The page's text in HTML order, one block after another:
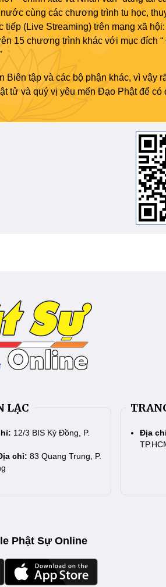
cùng các chương trình tu học,
(Live Streaming) trên mạng xã
15 chương trình khác với mục đích
tập và các bộ phận khác, vì vậy
tử và quý vị yêu mến Đạo Phật để
LẠC
12/3 BIS Kỳ Đồng, P.
chỉ: 83 Quang Trung, P.
Địa
Phật Sự Online